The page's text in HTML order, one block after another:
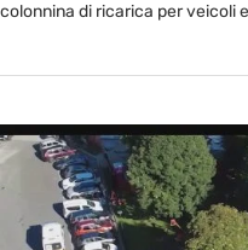
colonnina di ricarica per veicoli